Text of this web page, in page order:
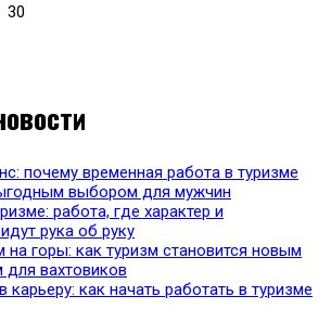
30
почему временная работа в туризме
выбором для мужчин
работа, где характер и
рука об руку
на горы: как туризм становится новым
для вахтовиков
карьеру: как начать работать в туризме